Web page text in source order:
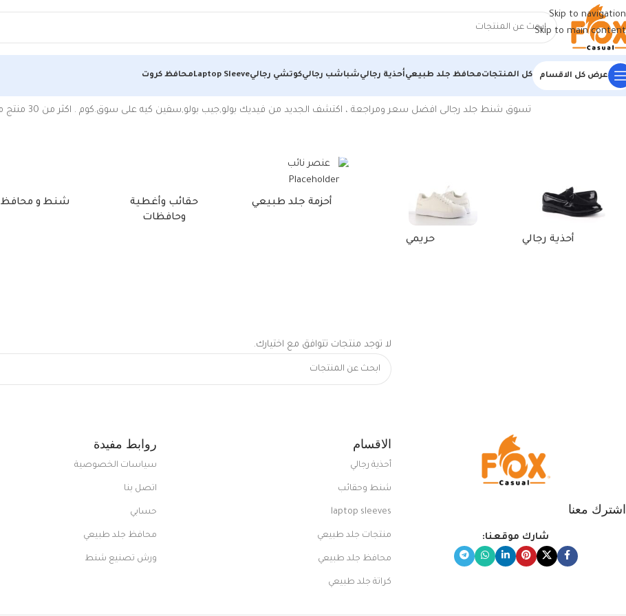
Skip to navigation
Skip to main content
عرض كل الاقسام كل المنتجاتمحافظ جلد طبيعيأحذية رجاليشباشب رجاليكوتشي رجاليLaptop Sleeveمحافظ كروت
الرئيسية/منتجات تحت الوسم “شنطة جلد رجالي”
تسوق شنط جلد رجالى افضل سعر ومراجعة ، اكتشف الجديد من فيديك بولو,جيب بولو,سفين كيه على سوق.كوم . اكثر من 30 منتج من حقائب يد,حقائب ظهر,محافظ بخصومات 70% …
أحذية رجالي حريمي
أحزمة جلد طبيعي
حقائب وأغطية
وحافظات
شنط و محافظ
لا توجد منتجات تتوافق مع اختيارك.
اشترك معنا
شارك موقعنا:
الاقسام
أحذية رجالي
شنط وحقائب
laptop sleeves
منتجات جلد طبيعي
محافظ جلد طبيعي
كراتة جلد طبيعي
روابط مفيدة
سياسات الخصوصية
اتصل بنا
حسابي
محافظ جلد طبيعي
ورش تصنيع شنط